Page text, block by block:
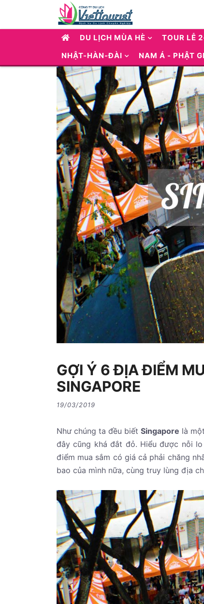
DU LỊCH MÙA HÈ TOUR LỄ
NHẬT-HÀN-ĐÀI
NAM Á - PHẬT
GỢI Ý 6 ĐỊA ĐIỂM
SINGAPORE
19/03/2019
Như chúng ta đều biếtSingapore là
đây cũng khá đắt đỏ. Hiểu được nỗi
điểm mua sắm có giá cả phải chăng
bao của mình nữa, cùng truy lùng địa